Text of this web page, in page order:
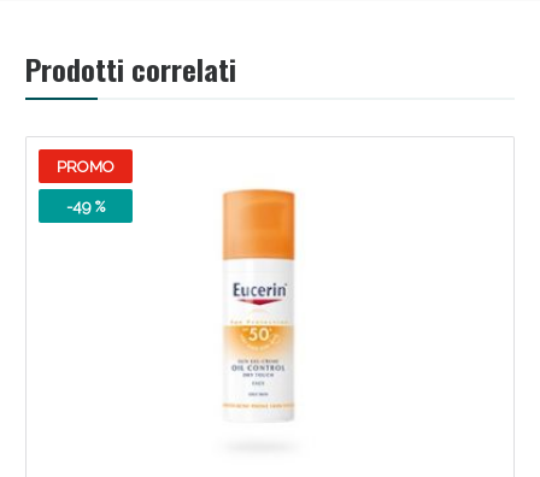
Prodotti correlati
PROMO
-49 %
Scopri le offerte di Oggi